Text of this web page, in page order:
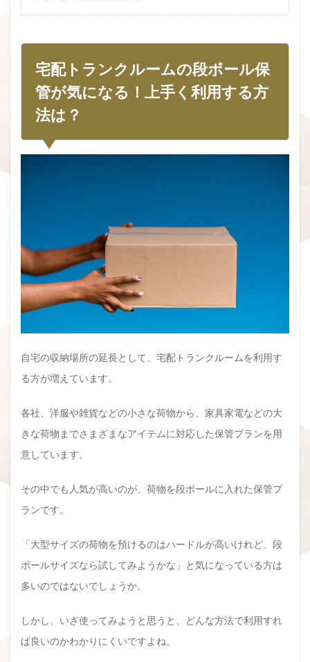
宅配トランクルームの段ボール保
管が気になる！上手く利用する方
法は？
自宅の収納場所の延長として、宅配トランクルームを利用す
る方が増えています。
各社、洋服や雑貨などの小さな荷物から、家具家電などの大
きな荷物までさまざまなアイテムに対応した保管プランを用
意しています。
その中でも人気が高いのが、荷物を段ボールに入れた保管プ
ランです。
「大型サイズの荷物を預けるのはハードルが高いけれど、段
ボールサイズなら試してみようかな」と気になっている方は
多いのではないでしょうか。
しかし、いざ使ってみようと思うと、どんな方法で利用すれ
ば良いのかわかりにくいですよね。